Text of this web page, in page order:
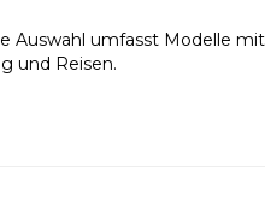
Auswahl umfasst Modelle
und Reisen.